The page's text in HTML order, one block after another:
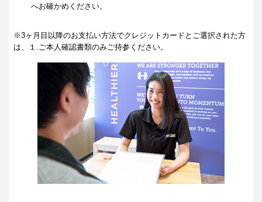
へお確かめください。
※3ヶ月目以降のお支払い方法でクレジットカードとご選択された方
は、１.ご本人確認書類のみご持参ください。